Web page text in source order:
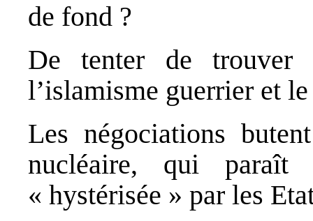
de fond ?
De tenter de trouver
l’islamisme guerrier et
Les négociations
nucléaire, qui
« hystérisée » par les